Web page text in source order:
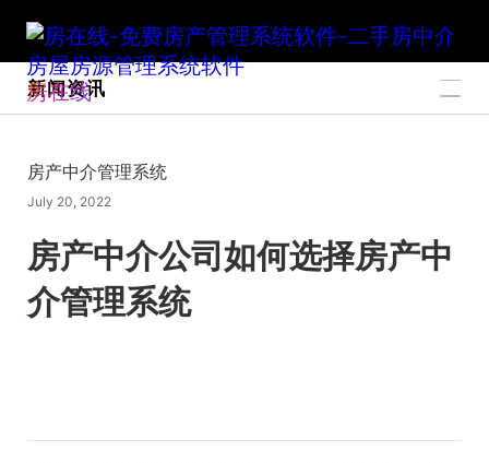
房在线
新闻资讯
房产中介管理系统
July 20, 2022
房产中介公司如何选择房产中
介管理系统